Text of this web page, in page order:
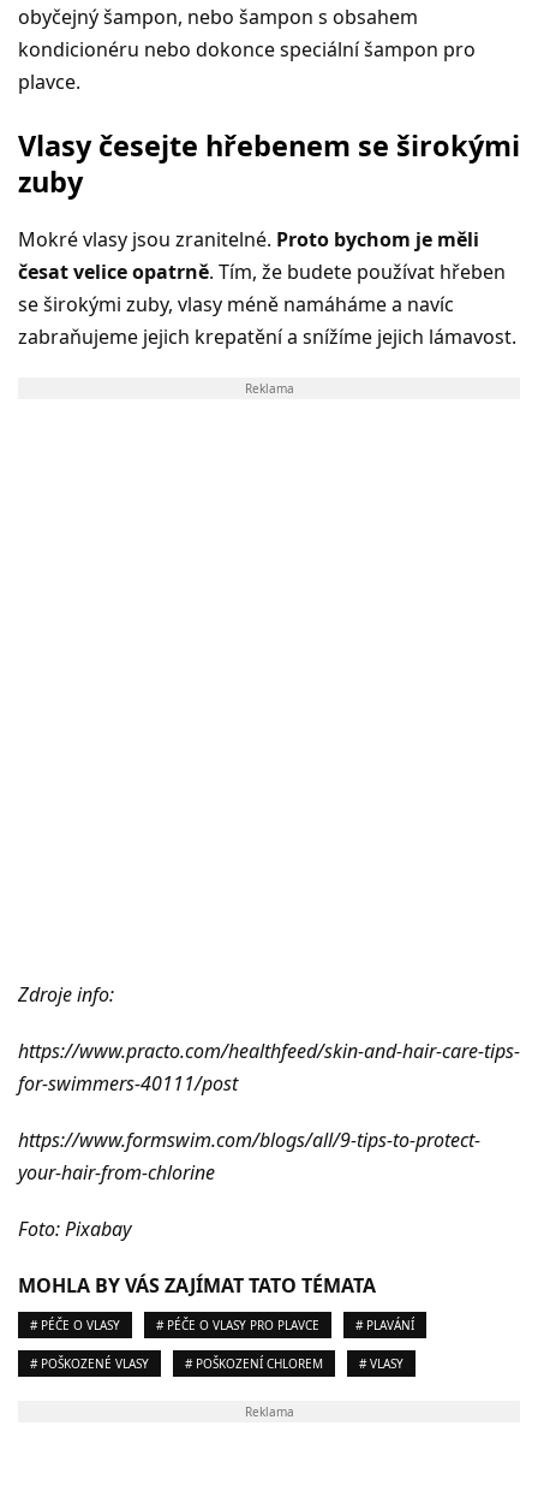
obyčejný šampon, nebo šampon s obsahem
kondicionéru nebo dokonce speciální šampon pro
plavce.
Vlasy česejte hřebenem se širokými
zuby
Mokré vlasy jsou zranitelné. Proto bychom je měli
česat velice opatrně. Tím, že budete používat hřeben
se širokými zuby, vlasy méně namáháme a navíc
zabraňujeme jejich krepatění a snížíme jejich lámavost.
Reklama
Zdroje info:
https://www.practo.com/healthfeed/skin-and-hair-care-tips-
for-swimmers-40111/post
https://www.formswim.com/blogs/all/9-tips-to-protect-
your-hair-from-chlorine
Foto: Pixabay
MOHLA BY VÁS ZAJÍMAT TATO TÉMATA
# PÉČE O VLASY # PÉČE O VLASY PRO PLAVCE # PLAVÁNÍ
# POŠKOZENÉ VLASY # POŠKOZENÍ CHLOREM # VLASY
Reklama